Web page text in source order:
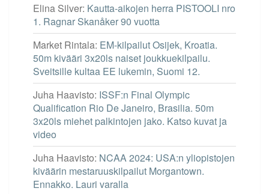
Elina Silver: Kautta-aikojen herra PISTOOLI nro
1. Ragnar Skanåker 90 vuotta
Market Rintala: EM-kilpailut Osijek, Kroatia.
50m kivääri 3x20ls naiset joukkuekilpailu.
Sveitsille kultaa EE lukemin, Suomi 12.
Juha Haavisto: ISSF:n Final Olympic
Qualification Rio De Janeiro, Brasilia. 50m
3x20ls miehet palkintojen jako. Katso kuvat ja
video
Juha Haavisto: NCAA 2024: USA:n yliopistojen
kiväärin mestaruuskilpailut Morgantown.
Ennakko. Lauri varalla